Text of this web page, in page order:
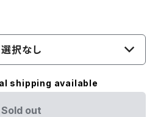
選択なし
shipping available
Sold out